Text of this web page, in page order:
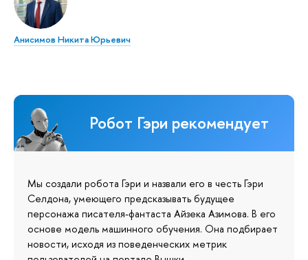
Анисимов Никита Юрьевич
Робот Гэри рекомендует
Мы создали робота Гэри и назвали его в честь Гэри
Селдона, умеющего предсказывать будущее
персонажа писателя-фантаста Айзека Азимова. В его
основе модель машинного обучения. Она подбирает
новости, исходя из поведенческих метрик